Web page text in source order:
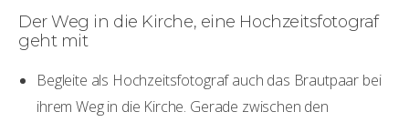
Der Weg in die Kirche, eine Hochzeitsfotograf
geht mit
Begleite als Hochzeitsfotograf auch das Brautpaar bei
ihrem Weg in die Kirche. Gerade zwischen den